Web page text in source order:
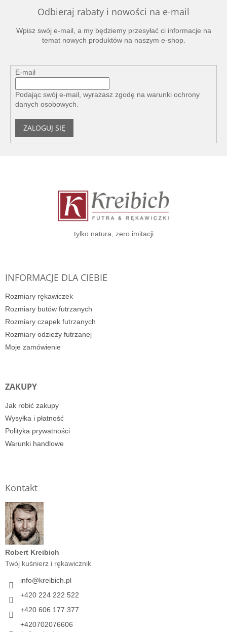
Odbieraj rabaty i nowości na e-mail
Wpisz swój e-mail, a my będziemy przesyłać ci informacje na
temat nowych produktów na naszym e-shop.
E-mail
Podając swój e-mail, wyrażasz zgodę na warunki ochrony
danych osobowych.
ZALOGUJ SIĘ
tylko natura, zero imitacji
INFORMACJE DLA CIEBIE
Rozmiary rękawiczek
Rozmiary butów futrzanych
Rozmiary czapek futrzanych
Rozmiary odzieży futrzanej
Moje zamówienie
ZAKUPY
Jak robić zakupy
Wysyłka i płatność
Polityka prywatności
Warunki handlowe
Kontakt
Robert Kreibich
Twój kuśnierz i rękawicznik
info@kreibich.pl
+420 224 222 522
+420 606 177 377
+420702076606